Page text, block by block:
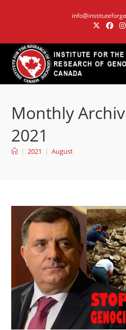
Monthly
2021
| 2021 | August